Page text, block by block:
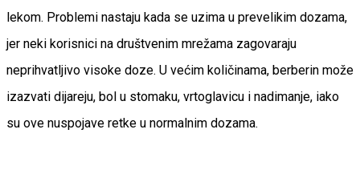
lekom. Problemi nastaju kada se uzima u prevelikim dozama,
jer neki korisnici na društvenim mrežama zagovaraju
neprihvatljivo visoke doze. U većim količinama, berberin može
izazvati dijareju, bol u stomaku, vrtoglavicu i nadimanje, iako
su ove nuspojave retke u normalnim dozama.